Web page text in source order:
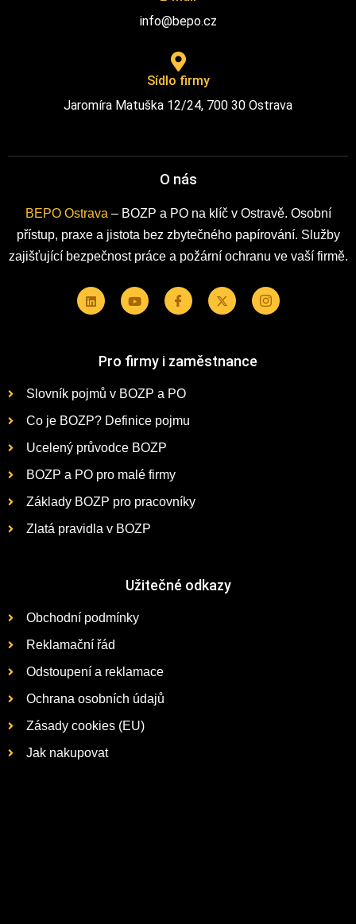
info@bepo.cz
Sídlo firmy
Jaromíra Matuška 12/24, 700 30 Ostrava
O nás
BEPO Ostrava – BOZP a PO na klíč v Ostravě. Osobní
přístup, praxe a jistota bez zbytečného papírování. Služby
zajišťující bezpečnost práce a požární ochranu ve vaší firmě.
Pro firmy i zaměstnance
Slovník pojmů v BOZP a PO
Co je BOZP? Definice pojmu
Ucelený průvodce BOZP
BOZP a PO pro malé firmy
Základy BOZP pro pracovníky
Zlatá pravidla v BOZP
Užitečné odkazy
Obchodní podmínky
Reklamační řád
Odstoupení a reklamace
Ochrana osobních údajů
Zásady cookies (EU)
Jak nakupovat